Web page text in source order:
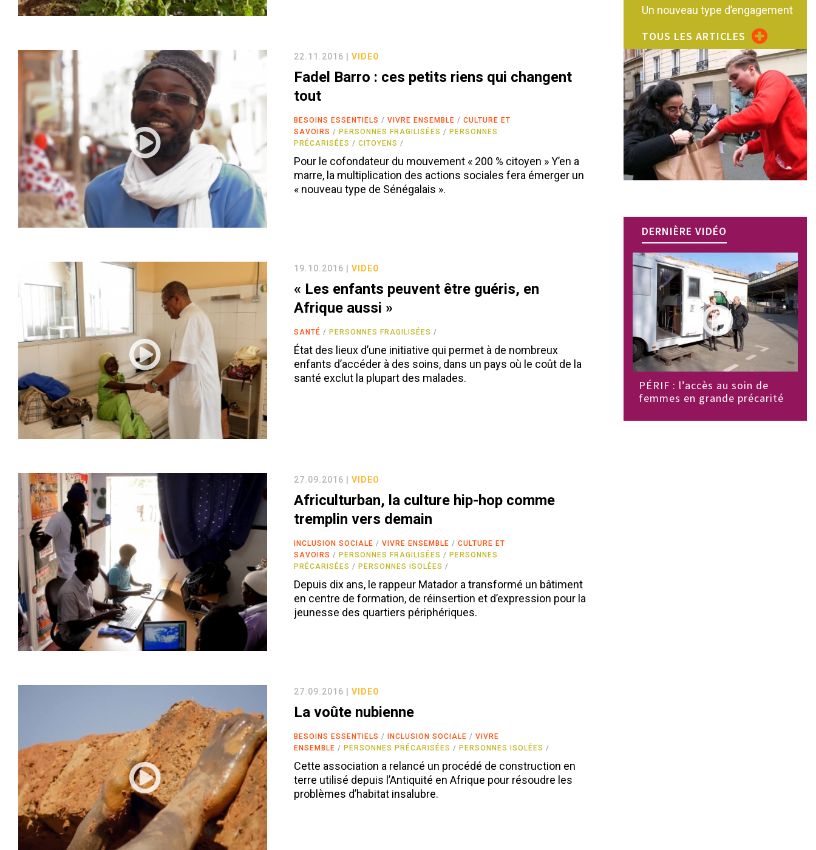
22.11.2016 |VIDEO
Fadel Barro : ces petits riens qui changent
tout
BESOINS ESSENTIELS VIVRE ENSEMBLE
CULTURE ET
SAVOIRS
PERSONNES FRAGILISÉES
PERSONNES
PRÉCARISÉES
CITOYENS
Pour le cofondateur du mouvement « 200 % citoyen » Y’en a
marre, la multiplication des actions sociales fera émerger un
« nouveau type de Sénégalais ».
19.10.2016 |VIDEO
« Les enfants peuvent être guéris, en
Afrique aussi »
SANTÉ PERSONNES FRAGILISÉES
État des lieux d’une initiative qui permet à de nombreux
enfants d’accéder à des soins, dans un pays où le coût de la
santé exclut la plupart des malades.
27.09.2016 |VIDEO
Africulturban, la culture hip-hop comme
tremplin vers demain
INCLUSION SOCIALE VIVRE ENSEMBLE
CULTURE ET
SAVOIRS
PERSONNES FRAGILISÉES
PERSONNES
PRÉCARISÉES
PERSONNES ISOLÉES
Depuis dix ans, le rappeur Matador a transformé un bâtiment
en centre de formation, de réinsertion et d’expression pour la
jeunesse des quartiers périphériques.
27.09.2016 |VIDEO
La voûte nubienne
BESOINS ESSENTIELS INCLUSION SOCIALE
VIVRE
ENSEMBLE
PERSONNES PRÉCARISÉES PERSONNES ISOLÉES
Cette association a relancé un procédé de construction en
terre utilisé depuis l’Antiquité en Afrique pour résoudre les
problèmes d’habitat insalubre.
Un nouveau type d’engagement
TOUS LES ARTICLES
DERNIÈRE VIDÉO
PÉRIF : l’accès au soin de
femmes en grande précarité